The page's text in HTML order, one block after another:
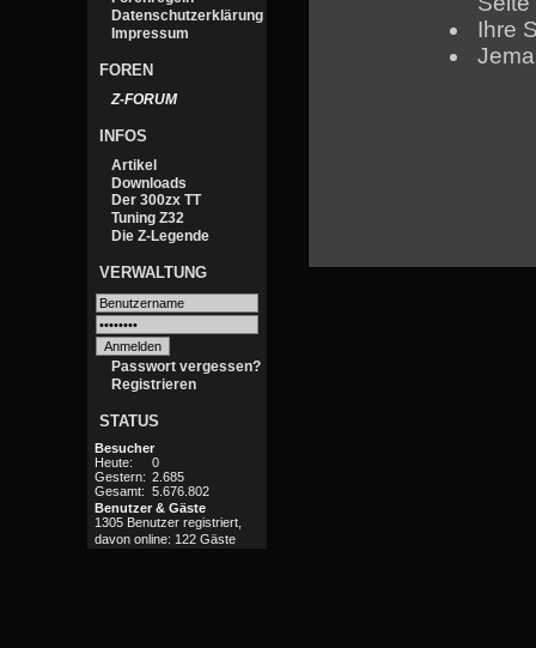
Datenschutzerklärung
Impressum
FOREN
Z-FORUM
INFOS
Artikel
Downloads
Der 300zx TT
Tuning Z32
Die Z-Legende
VERWALTUNG
Passwort vergessen?
Registrieren
STATUS
Besucher
Heute:
0
Gestern: 2.685
Gesamt: 5.676.802
Benutzer & Gäste
1305 Benutzer registriert,
davon online: 122 Gäste
Ihre